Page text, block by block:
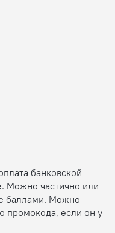
банковской
Можно частично или
баллами. Можно
промокода, если он у